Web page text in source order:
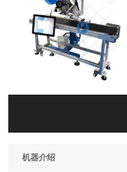
机器介绍